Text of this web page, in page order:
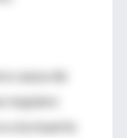
causa de
requiere
a la muerte